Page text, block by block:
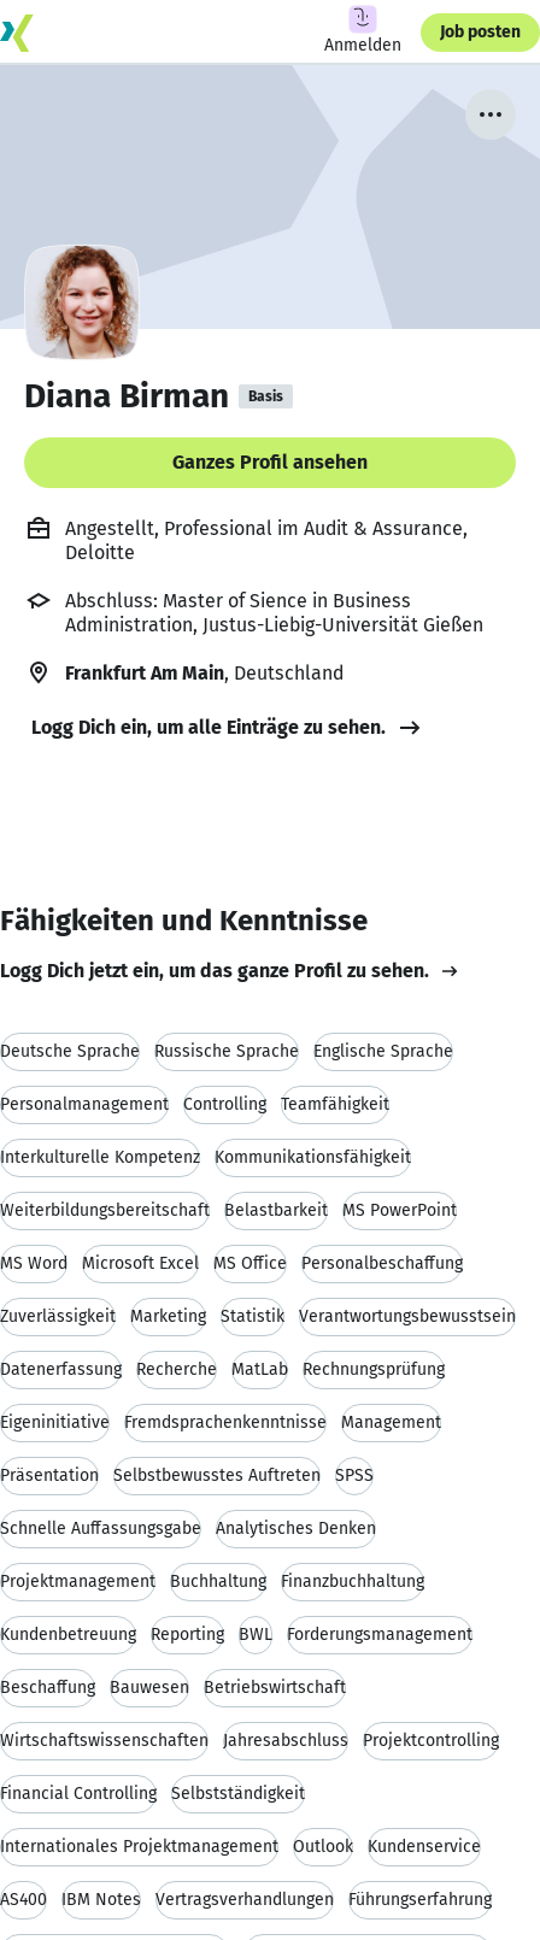
Anmelden
Job posten
Diana Birman Basis
Ganzes Profil ansehen
Angestellt, Professional im Audit & Assurance,
Deloitte
Abschluss: Master of Sience in Business
Administration, Justus-Liebig-Universität Gießen
Frankfurt Am Main, Deutschland
Logg Dich ein, um alle Einträge zu sehen.
Fähigkeiten und Kenntnisse
Logg Dich jetzt ein, um das ganze Profil zu sehen.
Deutsche Sprache Russische Sprache Englische Sprache
Personalmanagement Controlling Teamfähigkeit
Interkulturelle Kompetenz Kommunikationsfähigkeit
Weiterbildungsbereitschaft Belastbarkeit MS PowerPoint
MS Word Microsoft Excel MS Office Personalbeschaffung
Zuverlässigkeit Marketing Statistik Verantwortungsbewusstsein
Datenerfassung Recherche MatLab Rechnungsprüfung
Eigeninitiative Fremdsprachenkenntnisse Management
Präsentation Selbstbewusstes Auftreten SPSS
Schnelle Auffassungsgabe Analytisches Denken
Projektmanagement Buchhaltung Finanzbuchhaltung
Kundenbetreuung Reporting BWL Forderungsmanagement
Beschaffung Bauwesen Betriebswirtschaft
Wirtschaftswissenschaften Jahresabschluss Projektcontrolling
Financial Controlling Selbstständigkeit
Internationales Projektmanagement Outlook Kundenservice
AS400 IBM Notes Vertragsverhandlungen Führungserfahrung